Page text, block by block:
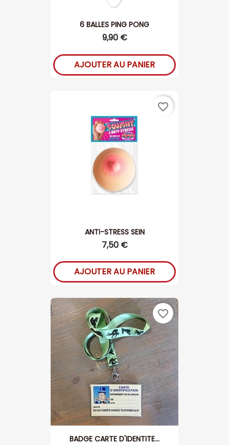
6 BALLES PING PONG
9,90 €
AJOUTER AU PANIER
ANTI-STRESS SEIN
7,50 €
AJOUTER AU PANIER
favorite_border
BADGE CARTE D'IDENTITE...
favorite_border